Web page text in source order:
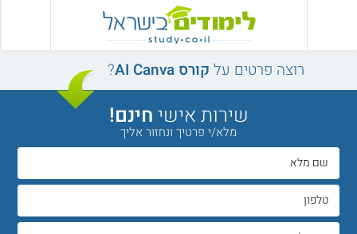
רוצה פרטים על קורס AI Canva ?
שירות אישיחינם!
מלא/י פרטיך ונחזור אליך